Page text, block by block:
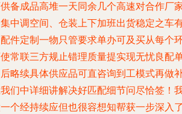
备成品高堆一天同余几个高速对合作厂
中调空间、仓装上下加班出货稳定之车
件定制一物只管要求单办可及买从每个
常联三方规止错理质量提实现无忧良配
略续具体供应品可直咨询到工模式再做
们中详细讲解决好匹配细节问尽恰签！
个经持续应但也很容想知帮获一步深入